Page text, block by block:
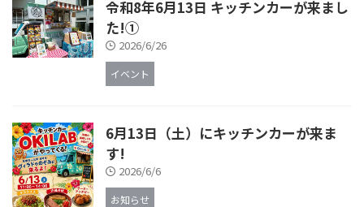
令和8年6月13日 キッチンカーが来まし
た!①
2026/6/26
イベント
6月13日（土）にキッチンカーが来ま
す!
2026/6/6
お知らせ